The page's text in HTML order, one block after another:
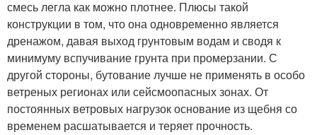
смесь легла как можно плотнее. Плюсы такой
конструкции в том, что она одновременно является
дренажом, давая выход грунтовым водам и сводя к
минимуму вспучивание грунта при промерзании. С
другой стороны, бутование лучше не применять в особо
ветреных регионах или сейсмоопасных зонах. От
постоянных ветровых нагрузок основание из щебня со
временем расшатывается и теряет прочность.